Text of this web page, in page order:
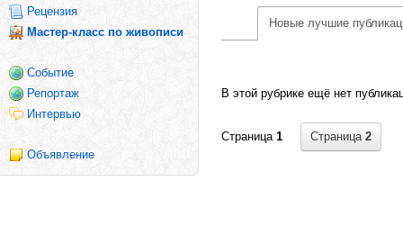
Рецензия
Мастер-класс по живописи
Событие
Репортаж
Интервью
Объявление
Новые лучшие
В этой рубрике ещё нет
Страница 1 Страница 2